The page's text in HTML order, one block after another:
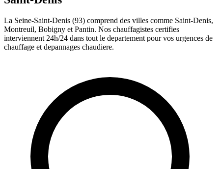
La Seine-Saint-Denis (93) comprend des villes comme Saint-Denis,
Montreuil, Bobigny et Pantin. Nos chauffagistes certifies
interviennent 24h/24 dans tout le departement pour vos urgences de
chauffage et depannages chaudiere.